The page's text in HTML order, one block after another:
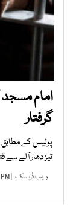
امام مسجد
گرفتار
پولیس کے
تیز دھار آلے سے
ویب ڈیسک | FEB 01, 2021 08:28 PM |